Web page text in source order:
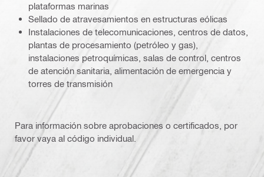
plataformas marinas
Sellado de atravesamientos en estructuras eólicas
Instalaciones de telecomunicaciones, centros de datos,
plantas de procesamiento (petróleo y gas),
instalaciones petroquímicas, salas de control, centros
de atención sanitaria, alimentación de emergencia y
torres de transmisión
Para información sobre aprobaciones o certificados, por
favor vaya al código individual.